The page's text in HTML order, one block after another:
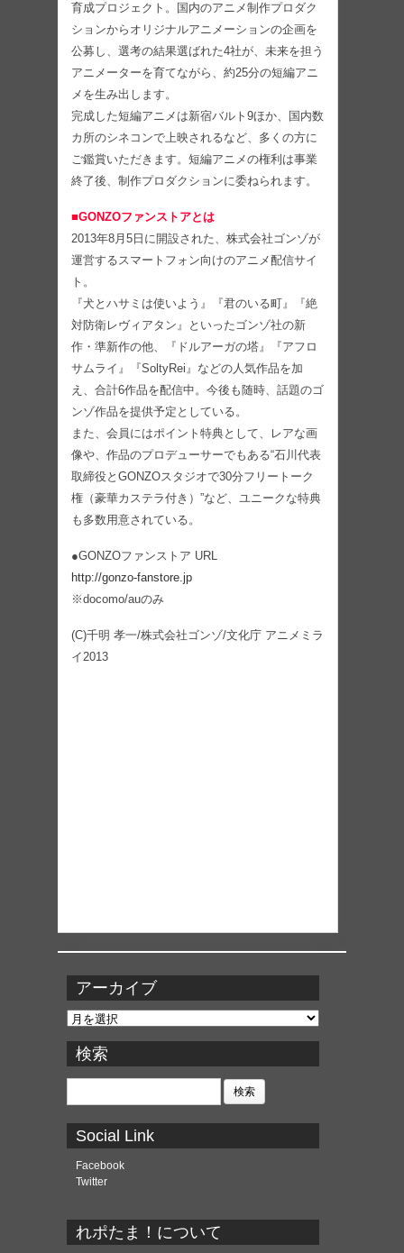
育成プロジェクト。国内のアニメ制作プロダク
ションからオリジナルアニメーションの企画を
公募し、選考の結果選ばれた4社が、未来を担う
アニメーターを育てながら、約25分の短編アニ
メを生み出します。
完成した短編アニメは新宿バルト9ほか、国内数
カ所のシネコンで上映されるなど、多くの方に
ご鑑賞いただきます。短編アニメの権利は事業
終了後、制作プロダクションに委ねられます。
■GONZOファンストアとは
2013年8月5日に開設された、株式会社ゴンゾが
運営するスマートフォン向けのアニメ配信サイ
ト。
『犬とハサミは使いよう』『君のいる町』『絶
対防衛レヴィアタン』といったゴンゾ社の新
作・準新作の他、『ドルアーガの塔』『アフロ
サムライ』『SoltyRei』などの人気作品を加
え、合計6作品を配信中。今後も随時、話題のゴ
ンゾ作品を提供予定としている。
また、会員にはポイント特典として、レアな画
像や、作品のプロデューサーでもある“石川代表
取締役とGONZOスタジオで30分フリートーク
権（豪華カステラ付き）”など、ユニークな特典
も多数用意されている。
●GONZOファンストア URL
http://gonzo-fanstore.jp
※docomo/auのみ
(C)千明 孝一/株式会社ゴンゾ/文化庁 アニメミラ
イ2013
アーカイブ
ア
カ
イ
ブ
検索
検
Social Link
Facebook
Twitter
れポたま！について